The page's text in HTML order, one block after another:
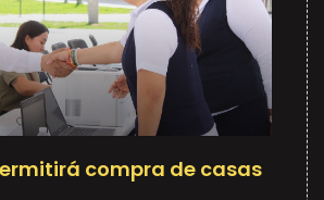
compra de casas